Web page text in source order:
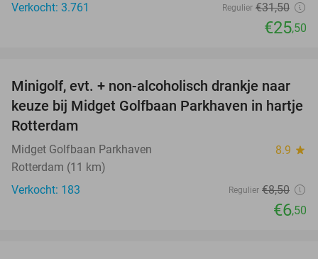
Verkocht: 3.761
Regulier €31,50
€25,50
24%
Minigolf, evt. + non-alcoholisch drankje naar
keuze bij Midget Golfbaan Parkhaven in hartje
Rotterdam
Midget Golfbaan Parkhaven 8.9 star
Rotterdam (11 km)
Verkocht: 183
Regulier €8,50
€6,50